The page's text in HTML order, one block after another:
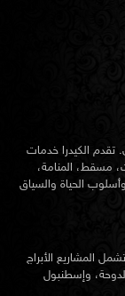
تقدم الكيدرا خدمات
مسقط، المنامة،
الحياة والسياق
المشاريع الأبراج